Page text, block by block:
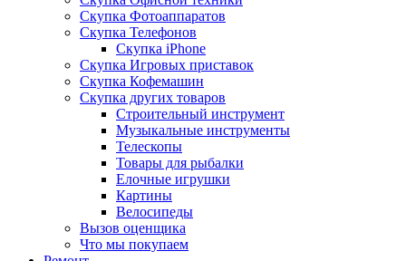
Скупка Фотоаппаратов
Скупка Телефонов
Скупка iPhone
Скупка Игровых приставок
Скупка Кофемашин
Скупка других товаров
Строительный инструмент
Музыкальные инструменты
Телескопы
Товары для рыбалки
Елочные игрушки
Картины
Велосипеды
Вызов оценщика
Что мы покупаем